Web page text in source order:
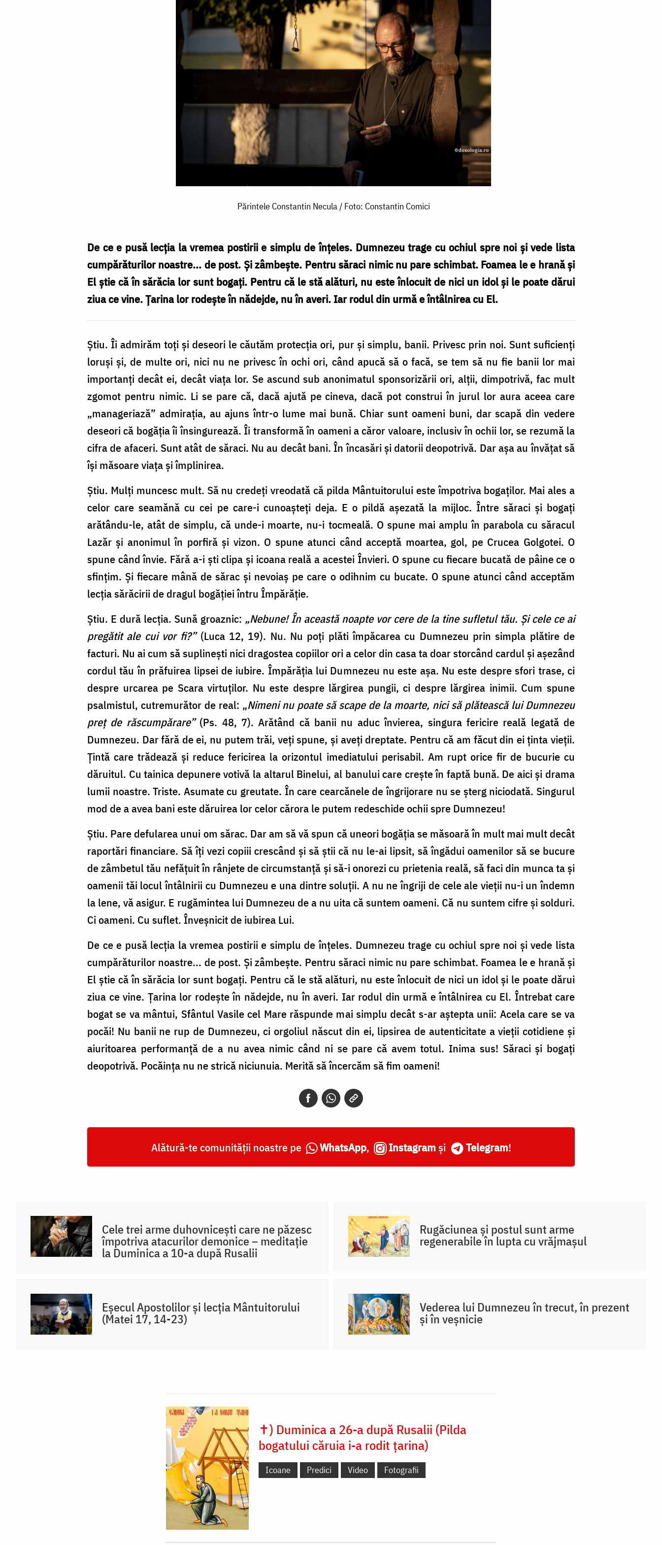
Părintele Constantin Necula / Foto: Constantin Comici
De ce e pusă lecția la vremea postirii e simplu de înțeles. Dumnezeu trage cu ochiul spre noi și vede lista
cumpărăturilor noastre... de post. Și zâmbește. Pentru săraci nimic nu pare schimbat. Foamea le e hrană și
El știe că în sărăcia lor sunt bogați. Pentru că le stă alături, nu este înlocuit de nici un idol și le poate dărui
ziua ce vine. Țarina lor rodește în nădejde, nu în averi. Iar rodul din urmă e întâlnirea cu El.
Știu. Îi admirăm toți și deseori le căutăm protecția ori, pur și simplu, banii. Privesc prin noi. Sunt suficienți
loruși și, de multe ori, nici nu ne privesc în ochi ori, când apucă să o facă, se tem să nu fie banii lor mai
importanți decât ei, decât viața lor. Se ascund sub anonimatul sponsorizării ori, alții, dimpotrivă, fac mult
zgomot pentru nimic. Li se pare că, dacă ajută pe cineva, dacă pot construi în jurul lor aura aceea care
„manageriază” admirația, au ajuns într-o lume mai bună. Chiar sunt oameni buni, dar scapă din vedere
deseori că bogăția îi însingurează. Îi transformă în oameni a căror valoare, inclusiv în ochii lor, se rezumă la
cifra de afaceri. Sunt atât de săraci. Nu au decât bani. În încasări și datorii deopotrivă. Dar așa au învățat să
își măsoare viața și împlinirea.
Știu. Mulți muncesc mult. Să nu credeți vreodată că pilda Mântuitorului este împotriva bogaților. Mai ales a
celor care seamănă cu cei pe care-i cunoașteți deja. E o pildă așezată la mijloc. Între săraci și bogați
arătându-le, atât de simplu, că unde-i moarte, nu-i tocmeală. O spune mai amplu în parabola cu săracul
Lazăr și anonimul în porfiră și vizon. O spune atunci când acceptă moartea, gol, pe Crucea Golgotei. O
spune când învie. Fără a-i ști clipa și icoana reală a acestei Învieri. O spune cu fiecare bucată de pâine ce o
sfințim. Și fiecare mână de sărac și nevoiaș pe care o odihnim cu bucate. O spune atunci când acceptăm
lecția sărăcirii de dragul bogăției întru Împărăție.
Știu. E dură lecția. Sună groaznic: „Nebune! În această noapte vor cere de la tine sufletul tău. Și cele ce ai
pregătit ale cui vor fi?”(Luca 12, 19). Nu. Nu poți plăti împăcarea cu Dumnezeu prin simpla plătire de
facturi. Nu ai cum să suplinești nici dragostea copiilor ori a celor din casa ta doar storcând cardul și așezând
cordul tău în prăfuirea lipsei de iubire. Împărăția lui Dumnezeu nu este așa. Nu este despre sfori trase, ci
despre urcarea pe Scara virtuților. Nu este despre lărgirea pungii, ci despre lărgirea inimii. Cum spune
psalmistul, cutremurător de real: „Nimeni nu poate să scape de la moarte, nici să plătească lui Dumnezeu
preț de răscumpărare”(Ps. 48, 7). Arătând că banii nu aduc învierea, singura fericire reală legată de
Dumnezeu. Dar fără de ei, nu putem trăi, veți spune, și aveți dreptate. Pentru că am făcut din ei ținta vieții.
Țintă care trădează și reduce fericirea la orizontul imediatului perisabil. Am rupt orice fir de bucurie cu
dăruitul. Cu tainica depunere votivă la altarul Binelui, al banului care crește în faptă bună. De aici și drama
lumii noastre. Triste. Asumate cu greutate. În care cearcănele de îngrijorare nu se șterg niciodată. Singurul
mod de a avea bani este dăruirea lor celor cărora le putem redeschide ochii spre Dumnezeu!
Știu. Pare defularea unui om sărac. Dar am să vă spun că uneori bogăția se măsoară în mult mai mult decât
raportări financiare. Să îți vezi copiii crescând și să știi că nu le-ai lipsit, să îngădui oamenilor să se bucure
de zâmbetul tău nefățuit în rânjete de circumstanță și să-i onorezi cu prietenia reală, să faci din munca ta și
oamenii tăi locul întâlnirii cu Dumnezeu e una dintre soluții. A nu ne îngriji de cele ale vieții nu-i un îndemn
la lene, vă asigur. E rugămintea lui Dumnezeu de a nu uita că suntem oameni. Că nu suntem cifre și solduri.
Ci oameni. Cu suflet. Înveșnicit de iubirea Lui.
De ce e pusă lecția la vremea postirii e simplu de înțeles. Dumnezeu trage cu ochiul spre noi și vede lista
cumpărăturilor noastre... de post. Și zâmbește. Pentru săraci nimic nu pare schimbat. Foamea le e hrană și
El știe că în sărăcia lor sunt bogați. Pentru că le stă alături, nu este înlocuit de nici un idol și le poate dărui
ziua ce vine. Țarina lor rodește în nădejde, nu în averi. Iar rodul din urmă e întâlnirea cu El. Întrebat care
bogat se va mântui, Sfântul Vasile cel Mare răspunde mai simplu decât s-ar aștepta unii: Acela care se va
pocăi! Nu banii ne rup de Dumnezeu, ci orgoliul născut din ei, lipsirea de autenticitate a vieții cotidiene și
aiuritoarea performanță de a nu avea nimic când ni se pare că avem totul. Inima sus! Săraci și bogați
deopotrivă. Pocăința nu ne strică niciunuia. Merită să încercăm să fim oameni!
Alătură-te comunității noastre pe WhatsApp, Instagram și Telegram!
Cele trei arme duhovnicești care ne păzesc
împotriva atacurilor demonice – meditație
la Duminica a 10-a după Rusalii
Rugăciunea și postul sunt arme
regenerabile în lupta cu vrăjmașul
Eșecul Apostolilor și lecția Mântuitorului
(Matei 17, 14-23)
Vederea lui Dumnezeu în trecut, în prezent
și în veșnicie
✝) Duminica a 26-a după Rusalii (Pilda
bogatului căruia i-a rodit țarina)
Icoane Predici Video Fotografii